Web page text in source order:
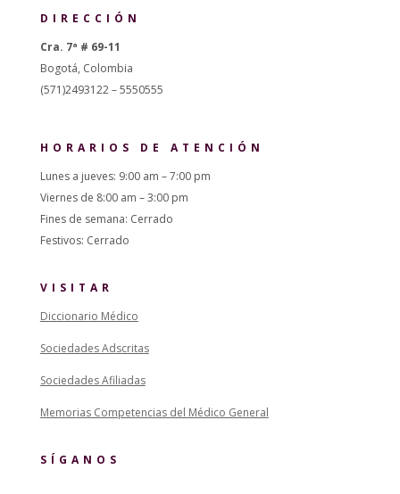
DIRECCIÓN
Cra. 7ª # 69-11
Bogotá, Colombia
(571)2493122 – 5550555
HORARIOS DE ATENCIÓN
Lunes a jueves: 9:00 am – 7:00 pm
Viernes de 8:00 am – 3:00 pm
Fines de semana: Cerrado
Festivos: Cerrado
VISITAR
Diccionario Médico
Sociedades Adscritas
Sociedades Afiliadas
Memorias Competencias del Médico General
SÍGANOS